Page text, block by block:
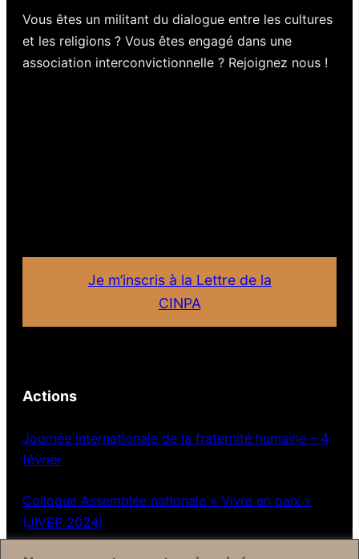
Vous êtes un militant du dialogue entre les cultures
et les religions ? Vous êtes engagé dans une
association interconvictionnelle ? Rejoignez nous !
Je m’inscris à la Lettre de la
CINPA
Actions
Journée internationale de la fraternité humaine – 4
février
Colloque Assemblée nationale « Vivre en paix »
(JIVEP 2024)